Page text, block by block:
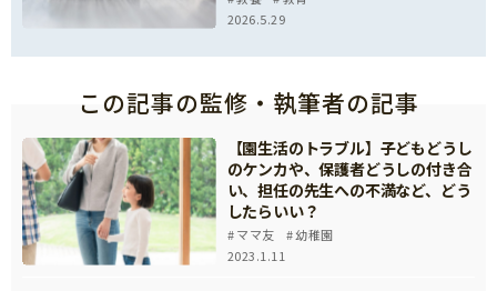
2026.5.29
この記事の監修・執筆者の記事
【園生活のトラブル】子どもどうし
のケンカや、保護者どうしの付き合
い、担任の先生への不満など、どう
したらいい？
ママ友
幼稚園
2023.1.11